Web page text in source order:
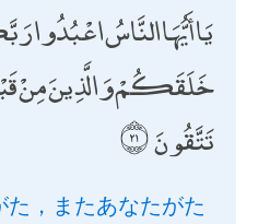
يَا أَيُّهَا النَّاسُ
خَلَقَكُمْ وَالَّذِينَ
تَتَّقُونَ
，またあなたがた